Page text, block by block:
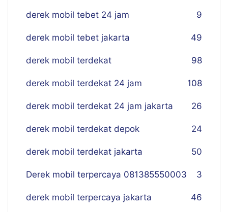
derek mobil tebet 24 jam 9
derek mobil tebet jakarta 49
derek mobil terdekat 98
derek mobil terdekat 24 jam 108
derek mobil terdekat 24 jam jakarta 26
derek mobil terdekat depok 24
derek mobil terdekat jakarta 50
Derek mobil terpercaya 081385550003 3
derek mobil terpercaya jakarta 46